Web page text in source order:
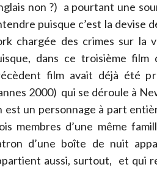
non ?) a pourtant une
puisque c’est la devise
chargée des crimes sur la
dans ce troisième
film avait déjà été
2000) qui se déroule à
est un personnage à part
membres d’une même
d’une boîte de nuit
aussi, surtout, et qui